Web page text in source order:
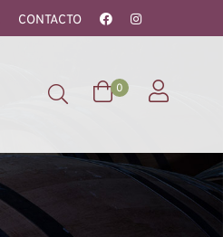
CONTACTO
0